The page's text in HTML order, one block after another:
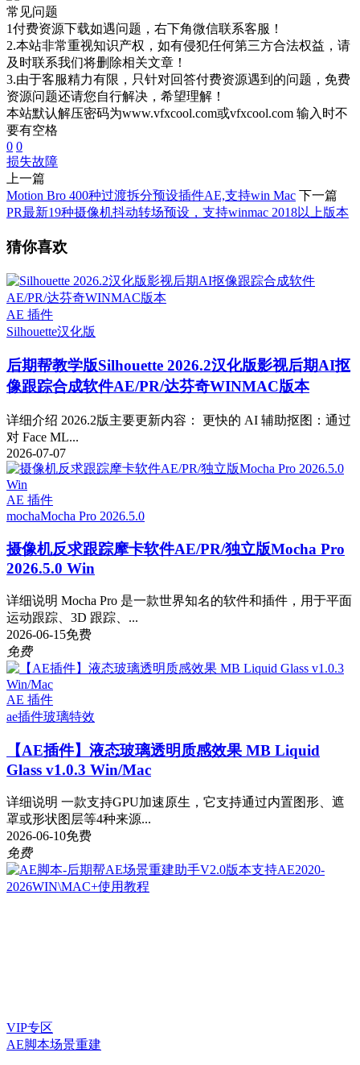
常见问题
1付费资源下载如遇问题，右下角微信联系客服！
2.本站非常重视知识产权，如有侵犯任何第三方合法权益，请
及时联系我们将删除相关文章！
3.由于客服精力有限，只针对回答付费资源遇到的问题，免费
资源问题还请您自行解决，希望理解！
本站默认解压密码为www.vfxcool.com或vfxcool.com 输入时不
要有空格
0 0
损失故障
上一篇
Motion Bro 400种过渡拆分预设插件AE,支持win Mac 下一篇
PR最新19种摄像机抖动转场预设，支持winmac 2018以上版本
猜你喜欢
AE 插件
Silhouette汉化版
后期帮教学版Silhouette 2026.2汉化版影视后期AI抠
像跟踪合成软件AE/PR/达芬奇WINMAC版本
详细介绍 2026.2版主要更新内容： 更快的 AI 辅助抠图：通过
对 Face ML...
2026-07-07
AE 插件
mochaMocha Pro 2026.5.0
摄像机反求跟踪摩卡软件AE/PR/独立版Mocha Pro
2026.5.0 Win
详细说明 Mocha Pro 是一款世界知名的软件和插件，用于平面
运动跟踪、3D 跟踪、...
2026-06-15免费
免费
AE 插件
ae插件玻璃特效
【AE插件】液态玻璃透明质感效果 MB Liquid
Glass v1.0.3 Win/Mac
详细说明 一款支持GPU加速原生，它支持通过内置图形、遮
罩或形状图层等4种来源...
2026-06-10免费
免费
VIP专区
AE脚本场景重建